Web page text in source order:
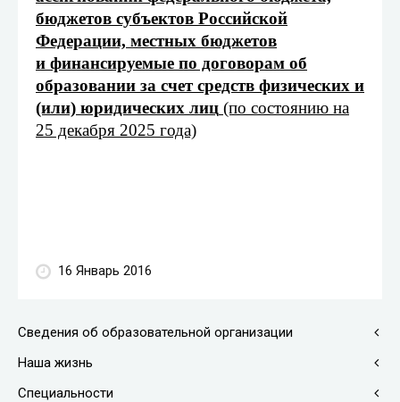
бюджетов субъектов Российской
Федерации, местных бюджетов
и финансируемые по договорам об
образовании за счет средств физических и
(или) юридических лиц (по состоянию на
25 декабря 2025 года)
16 Январь 2016
Сведения об образовательной организации
Наша жизнь
Специальности